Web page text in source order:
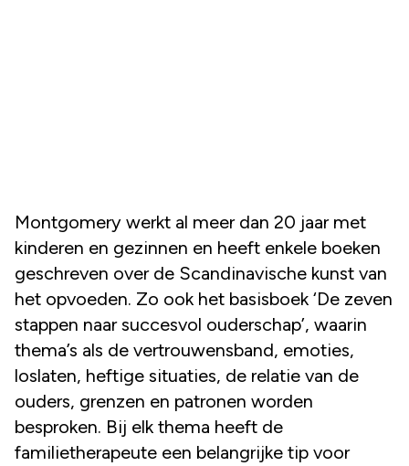
Montgomery werkt al meer dan 20 jaar met
kinderen en gezinnen en heeft enkele boeken
geschreven over de Scandinavische kunst van
het opvoeden. Zo ook het basisboek ‘De zeven
stappen naar succesvol ouderschap’, waarin
thema’s als de vertrouwensband, emoties,
loslaten, heftige situaties, de relatie van de
ouders, grenzen en patronen worden
besproken. Bij elk thema heeft de
familietherapeute een belangrijke tip voor